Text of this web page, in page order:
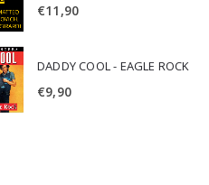
€11,90
DADDY COOL - EAGLE ROCK
€9,90